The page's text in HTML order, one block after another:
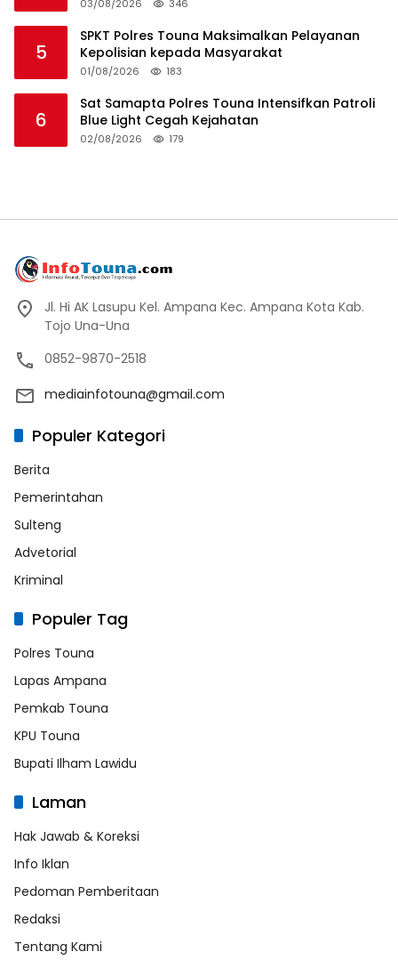
03/08/2026 346
5
SPKT Polres Touna Maksimalkan Pelayanan
Kepolisian kepada Masyarakat
01/08/2026 183
6
Sat Samapta Polres Touna Intensifkan Patroli
Blue Light Cegah Kejahatan
02/08/2026 179
Jl. Hi AK Lasupu Kel. Ampana Kec. Ampana Kota Kab.
Tojo Una-Una
0852-9870-2518
mediainfotouna@gmail.com
Populer Kategori
Berita
Pemerintahan
Sulteng
Advetorial
Kriminal
Populer Tag
Polres Touna
Lapas Ampana
Pemkab Touna
KPU Touna
Bupati Ilham Lawidu
Laman
Hak Jawab & Koreksi
Info Iklan
Pedoman Pemberitaan
Redaksi
Tentang Kami